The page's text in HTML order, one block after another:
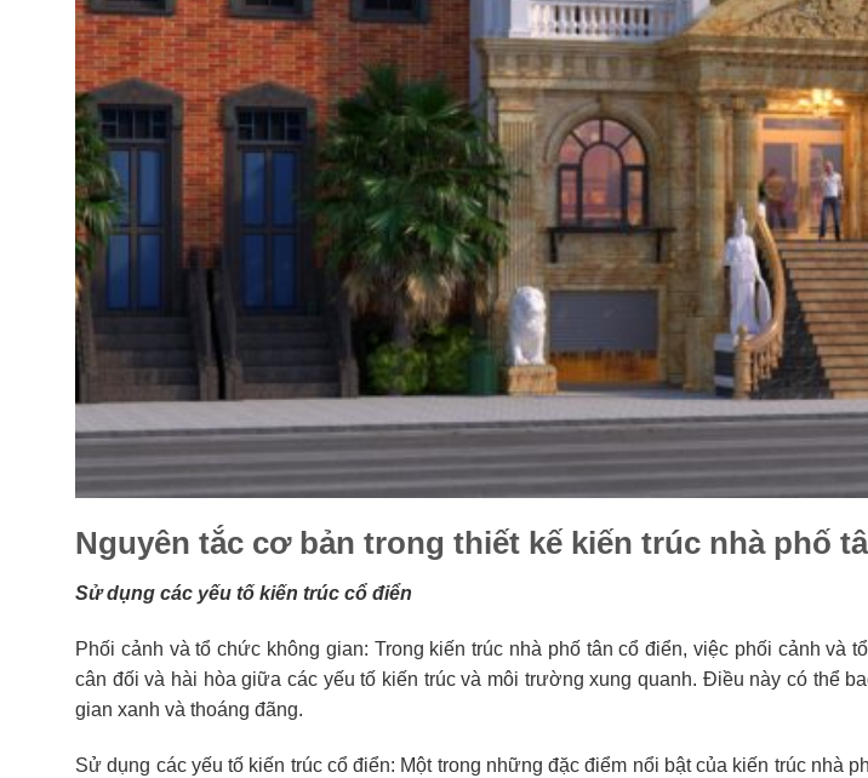
Nguyên tắc cơ bản trong thiết kế kiến trúc nhà phố
Sử dụng các yếu tố kiến trúc cổ điển
Phối cảnh và tổ chức không gian: Trong kiến trúc nhà phố tân cổ điển, việc phối cảnh
cân đối và hài hòa giữa các yếu tố kiến trúc và môi trường xung quanh. Điều này có thể
gian xanh và thoáng đãng.
Sử dụng các yếu tố kiến trúc cổ điển: Một trong những đặc điểm nổi bật của kiến trúc nhà